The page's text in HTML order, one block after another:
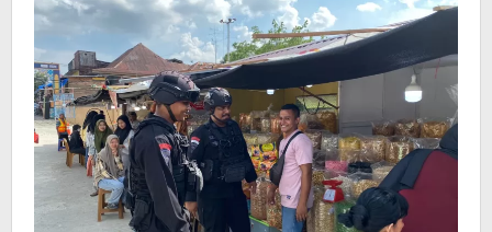
LK
2024
Laksanakan
Patroli
Ke
Pusat
Keramaian